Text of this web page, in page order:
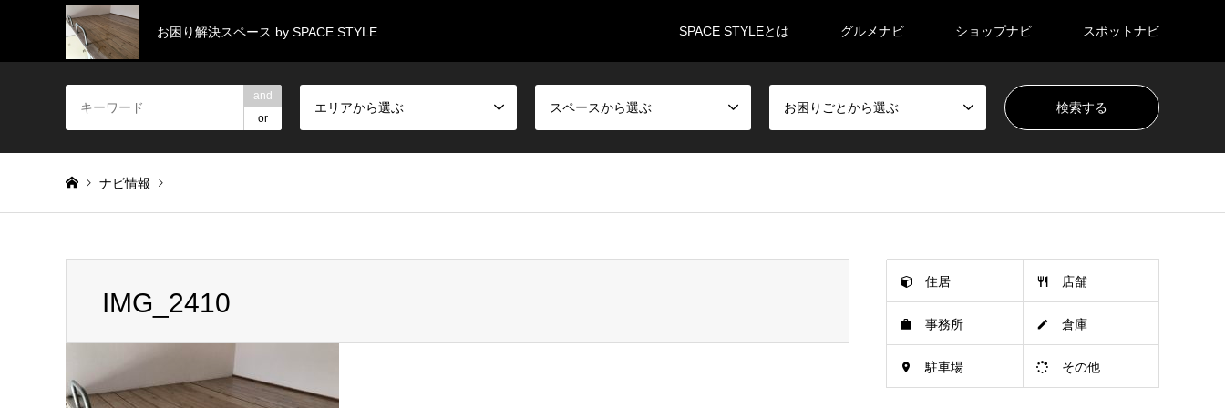
お困り解決スペース by SPACE STYLE SPACE STYLEとは グルメナビ ショップナビ スポットナビ
and
or
エリアから選ぶ スペースから選ぶ お困りごとから選ぶ
ナビ情報
IMG_2410IMG_2410
住居 店舗
事務所 倉庫
駐車場 その他